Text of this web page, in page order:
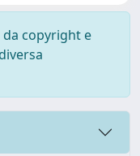
copyright e